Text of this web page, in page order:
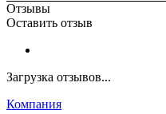
Отзывы
Оставить отзыв
Загрузка отзывов...
Компания